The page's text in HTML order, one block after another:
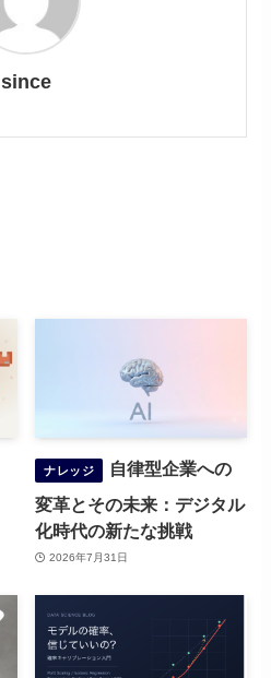
since
ナレッジ
自律型企業への
変革とその未来：デジタル
化時代の新たな挑戦
2026年7月31日